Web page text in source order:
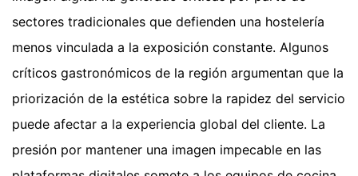
sectores tradicionales que defienden una hostelería
menos vinculada a la exposición constante. Algunos
críticos gastronómicos de la región argumentan que la
priorización de la estética sobre la rapidez del servicio
puede afectar a la experiencia global del cliente. La
presión por mantener una imagen impecable en las